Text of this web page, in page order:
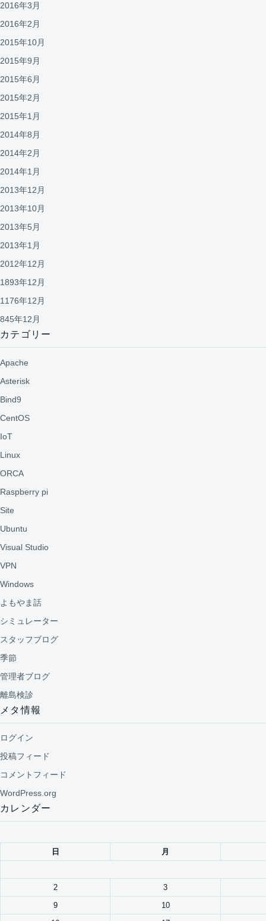
2016年3月
2016年2月
2015年10月
2015年9月
2015年6月
2015年2月
2015年1月
2014年8月
2014年2月
2014年1月
2013年12月
2013年10月
2013年5月
2013年1月
2012年12月
1893年12月
1176年12月
845年12月
カテゴリー
Apache
Asterisk
Bind9
CentOS
IoT
Linux
ORCA
Raspberry pi
Site
Ubuntu
Visual Studio
VPN
Windows
よもやま話
シミュレーター
スタッフブログ
季節
管理者ブログ
離島検診
メタ情報
ログイン
投稿フィード
コメントフィード
WordPress.org
カレンダー
日 月
2
3
9
10